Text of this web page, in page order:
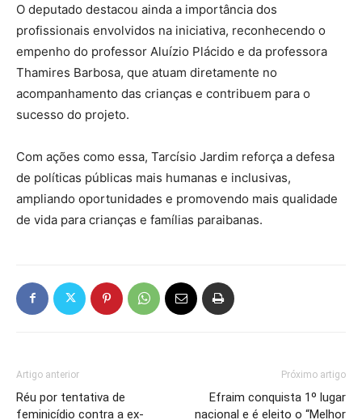
O deputado destacou ainda a importância dos
profissionais envolvidos na iniciativa, reconhecendo o
empenho do professor Aluízio Plácido e da professora
Thamires Barbosa, que atuam diretamente no
acompanhamento das crianças e contribuem para o
sucesso do projeto.
Com ações como essa, Tarcísio Jardim reforça a defesa
de políticas públicas mais humanas e inclusivas,
ampliando oportunidades e promovendo mais qualidade
de vida para crianças e famílias paraibanas.
Artigo anterior
Réu por tentativa de
feminicídio contra a ex-
Próximo artigo
Efraim conquista 1º lugar
nacional e é eleito o “Melhor